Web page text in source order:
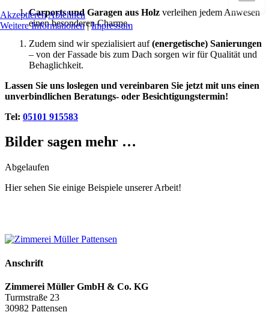
Carports und Garagen aus Holz verleihen jedem Anwesen
einen besonderen Charme.
Zudem sind wir spezialisiert auf(energetische) Sanierungen
– von der Fassade bis zum Dach sorgen wir für Qualität und
Behaglichkeit.
Lassen Sie uns loslegen und vereinbaren Sie jetzt mit uns einen
unverbindlichen Beratungs- oder Besichtigungstermin!
Tel: 05101 915583
Bilder sagen mehr …
Abgelaufen
Hier sehen Sie einige Beispiele unserer Arbeit!
Anschrift
Zimmerei Müller GmbH & Co. KG
Turmstraße 23
30982 Pattensen
Akzeptieren Ablehnen
Weitere Informationen|Impressum